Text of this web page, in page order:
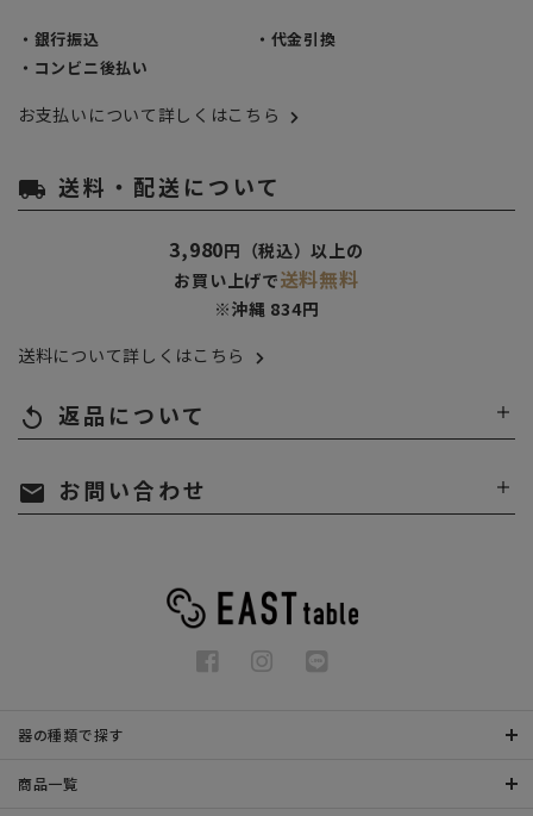
・銀行振込
・代金引換
・コンビニ後払い
お支払いについて詳しくはこちら
local_shipping 送料・配送について
3,980円（税込）以上の
お買い上げで送料無料
※沖縄 834円
送料について詳しくはこちら
replay 返品について
mail お問い合わせ
器の種類で探す
商品一覧